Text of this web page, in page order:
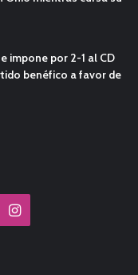
impone por 2-1 al CD
benéfico a favor de
Instagram